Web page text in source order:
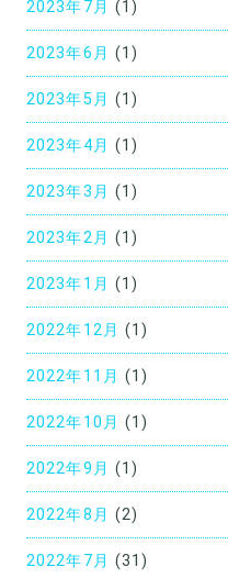
2023年7月 (1)
2023年6月 (1)
2023年5月 (1)
2023年4月 (1)
2023年3月 (1)
2023年2月 (1)
2023年1月 (1)
2022年12月 (1)
2022年11月 (1)
2022年10月 (1)
2022年9月 (1)
2022年8月 (2)
2022年7月 (31)